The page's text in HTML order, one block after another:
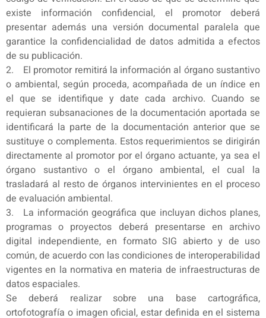
existe información confidencial, el promotor deberá
presentar además una versión documental paralela que
garantice la confidencialidad de datos admitida a efectos
de su publicación.
2. El promotor remitirá la información al órgano sustantivo
o ambiental, según proceda, acompañada de un índice en
el que se identifique y date cada archivo. Cuando se
requieran subsanaciones de la documentación aportada se
identificará la parte de la documentación anterior que se
sustituye o complementa. Estos requerimientos se dirigirán
directamente al promotor por el órgano actuante, ya sea el
órgano sustantivo o el órgano ambiental, el cual la
trasladará al resto de órganos intervinientes en el proceso
de evaluación ambiental.
3. La información geográfica que incluyan dichos planes,
programas o proyectos deberá presentarse en archivo
digital independiente, en formato SIG abierto y de uso
común, de acuerdo con las condiciones de interoperabilidad
vigentes en la normativa en materia de infraestructuras de
datos espaciales.
Se deberá realizar sobre una base cartográfica,
ortofotografía o imagen oficial, estar definida en el sistema